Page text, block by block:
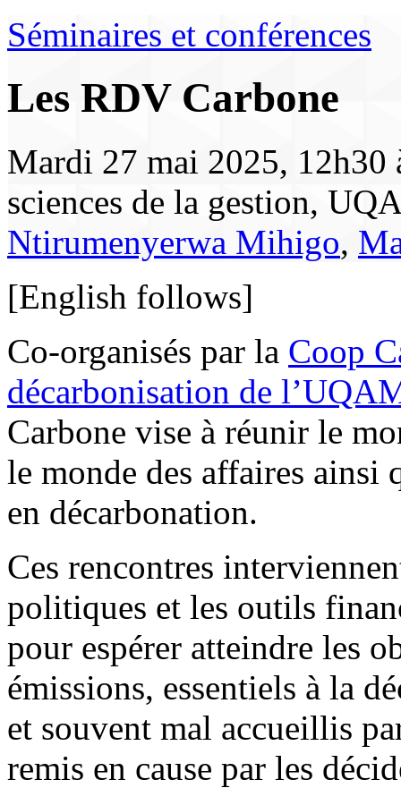
Séminaires et conférences
Les RDV Carbone
Mardi 27 mai 2025, 12h30
sciences de la gestion,
Ntirumenyerwa Mihigo,
[English follows]
Co-organisés par la Coop
décarbonisation de
Carbone vise à réunir le
le monde des affaires ainsi
en décarbonation.
Ces rencontres
politiques et les outils
pour espérer atteindre les
émissions, essentiels à la
et souvent mal accueillis
remis en cause par les